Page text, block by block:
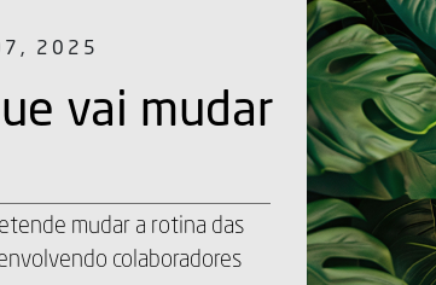
vai mudar
mudar a rotina das
que unem...